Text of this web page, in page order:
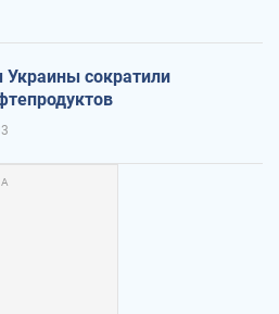
Украины сократили